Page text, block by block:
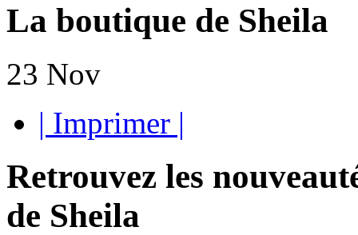
La boutique de Sheila
23 Nov
| Imprimer |
Retrouvez les
de Sheila